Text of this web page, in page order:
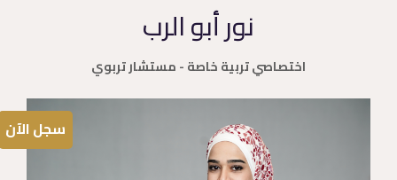
سجل الآن
نور أبو الرب
اختصاصي تربية خاصة - مستشار تربوي